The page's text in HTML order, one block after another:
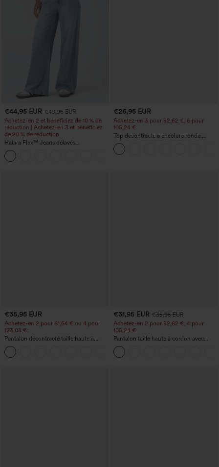
€44,95 EUR €49,95 EUR
Achetez-en 2 et bénéficiez de 10 % de
réduction | Achetez-en 3 et bénéficiez
de 20 % de réduction
Halara Flex™ Jeans délavés
décontractés, coupe baggy à jambe
large, taille basse asymétrique, poches
zippées
€26,95 EUR
Achetez-en 3 pour 52,62 €, 6 pour
105,24 €
Top décontracté à encolure ronde,
manches chauve-souris et coupe ample
€35,95 EUR
Achetez-en 2 pour 61,54 € ou 4 pour
123,08 €.
Pantalon décontracté taille haute à
jambe droite, effet lin, avec poches
€31,95 EUR €35,95 EUR
Achetez-en 2 pour 52,62 €, 4 pour
105,24 €
Pantalon taille haute à cordon avec
poches, jambe large et coupe ample,
style décontracté, effet lin